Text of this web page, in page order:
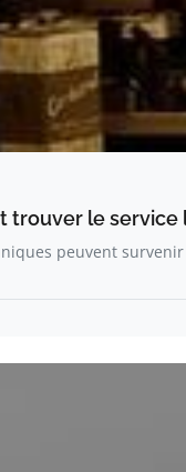
le service
peuvent